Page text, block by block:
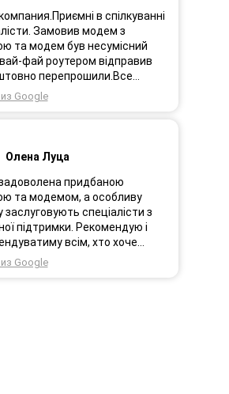
Дякую. Рекомендую .в спілкуванні
Замовив модем з
та модем був несумісний
фай роутером відправив
перепрошили.Все
Google
Олена Луца
придбаною
та модемом, а особливу
заслуговують спеціалісти з
підтримки. Рекомендую і
всім, хто хоче
безпровідним
Google